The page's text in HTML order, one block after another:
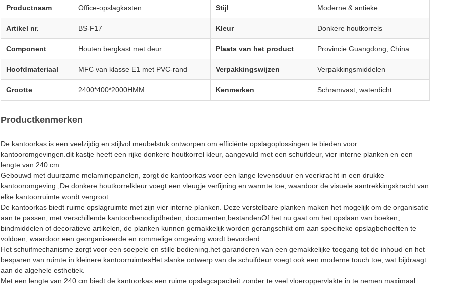
Productnaam Office-opslagkasten Stijl Moderne & antieke
Artikel nr. BS-F17 Kleur Donkere houtkorrels
Component Houten bergkast met deur Plaats van het product Provincie Guangdong, China
Hoofdmateriaal MFC van klasse E1 met PVC-rand Verpakkingswijzen Verpakkingsmiddelen
Grootte 2400*400*2000HMM Kenmerken Schramvast, waterdicht
Productkenmerken
De kantoorkas is een veelzijdig en stijlvol meubelstuk ontworpen om efficiënte opslagoplossingen te bieden voor
kantooromgevingen.dit kastje heeft een rijke donkere houtkorrel kleur, aangevuld met een schuifdeur, vier interne planken en een
lengte van 240 cm.
Gebouwd met duurzame melaminepanelen, zorgt de kantoorkas voor een lange levensduur en veerkracht in een drukke
kantooromgeving.,De donkere houtkorrelkleur voegt een vleugje verfijning en warmte toe, waardoor de visuele aantrekkingskracht van
elke kantoorruimte wordt vergroot.
De kantoorkas biedt ruime opslagruimte met zijn vier interne planken. Deze verstelbare planken maken het mogelijk om de organisatie
aan te passen, met verschillende kantoorbenodigdheden, documenten,bestandenOf het nu gaat om het opslaan van boeken,
bindmiddelen of decoratieve artikelen, de planken kunnen gemakkelijk worden gerangschikt om aan specifieke opslagbehoeften te
voldoen, waardoor een georganiseerde en rommelige omgeving wordt bevorderd.
Het schuifmechanisme zorgt voor een soepele en stille bediening.het garanderen van een gemakkelijke toegang tot de inhoud en het
besparen van ruimte in kleinere kantoorruimtesHet slanke ontwerp van de schuifdeur voegt ook een moderne touch toe, wat bijdraagt
aan de algehele esthetiek.
Met een lengte van 240 cm biedt de kantoorkas een ruime opslagcapaciteit zonder te veel vloeroppervlakte in te nemen.maximaal